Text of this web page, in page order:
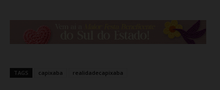
TAGS capixaba realidadecapixaba